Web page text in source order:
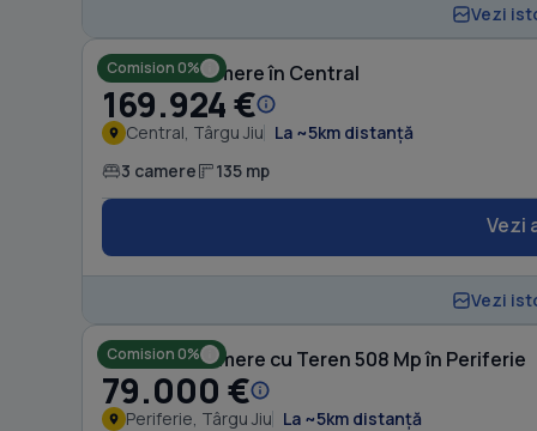
Vezi
Comision 0%
Casă cu 3 camere în Central
169.924 €
Central, Târgu Jiu La ~5km distanță
3 camere 135 mp
Vezi
Vezi
Comision 0%
Casă cu 2 camere cu Teren 508 Mp în Periferie
79.000 €
Periferie, Târgu Jiu La ~5km distanță